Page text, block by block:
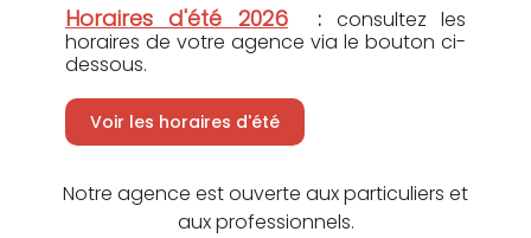
Horaires d'été 2026: consultez les
horaires de votre agence via le bouton ci-
dessous.
Voir les horaires d'été
Notre agence est ouverte aux particuliers et
aux professionnels.